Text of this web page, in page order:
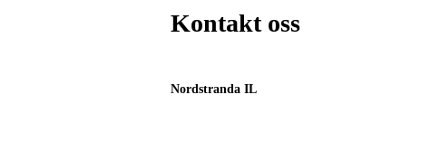
Kontakt oss
Nordstranda IL